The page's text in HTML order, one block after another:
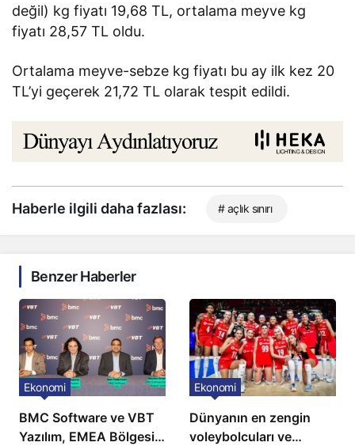
değil) kg fiyatı 19,68 TL, ortalama meyve kg
fiyatı 28,57 TL oldu.
Ortalama meyve-sebze kg fiyatı bu ay ilk kez 20
TL’yi geçerek 21,72 TL olarak tespit edildi.
Haberle ilgili daha fazlası: # açlık sınırı
Benzer Haberler
BMC Software ve VBT
Yazılım, EMEA Bölgesi
Ekonomi
Dünyanın en zengin
voleybolcuları ve
Ekonomi